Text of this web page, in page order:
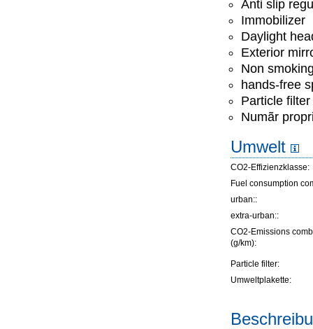
Anti slip
Immobilizer
Daylight
Exterior
Non
hands-free
Particle filter
Numãr
Umwelt
CO2-Effizienzklasse:
Fuel consumption
urban::
extra-urban::
CO2-Emissions
(g/km):
Particle filter:
Umweltplakette: